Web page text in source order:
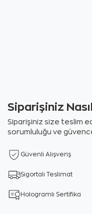
Siparişiniz
Siparişiniz size teslim
sorumluluğu ve
Güvenli Alışveriş
Sigortalı Teslimat
Hologramlı Sertifika